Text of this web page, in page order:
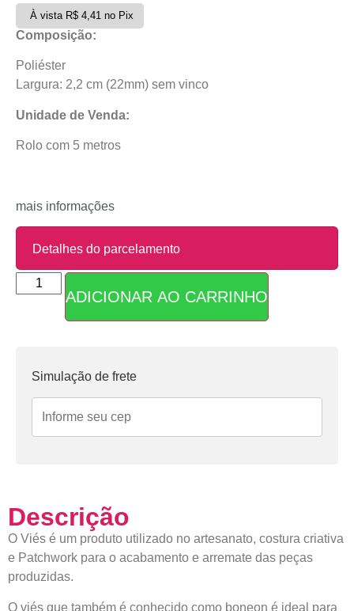
À vista R$4,41 no Pix
Composição:
Poliéster
Largura: 2,2 cm (22mm) sem vinco
Unidade de Venda:
Rolo com 5 metros
mais informações
Detalhes do parcelamento
Parcelas:ADICIONAR AO CARRINHO
Simulação de frete
Descrição
O Viés é um produto utilizado no artesanato, costura criativa
e Patchwork para o acabamento e arremate das peças
produzidas.
O viés que também é conhecido como boneon é ideal para